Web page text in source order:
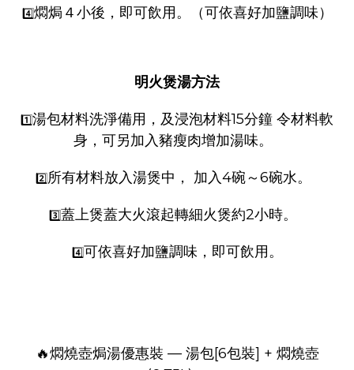
4️⃣燜焗４小後，即可飲用。（可依喜好加鹽調味）
明火煲湯方法
1️⃣湯包材料洗淨備用，及浸泡材料15分鐘 令材料軟
身，可另加入豬瘦肉增加湯味。
2️⃣所有材料放入湯煲中， 加入4碗～6碗水。
3️⃣蓋上煲蓋大火滾起轉細火煲約2小時。
4️⃣可依喜好加鹽調味，即可飲用。
🔥燜燒壺焗湯優惠裝 — 湯包[6包裝] + 燜燒壺